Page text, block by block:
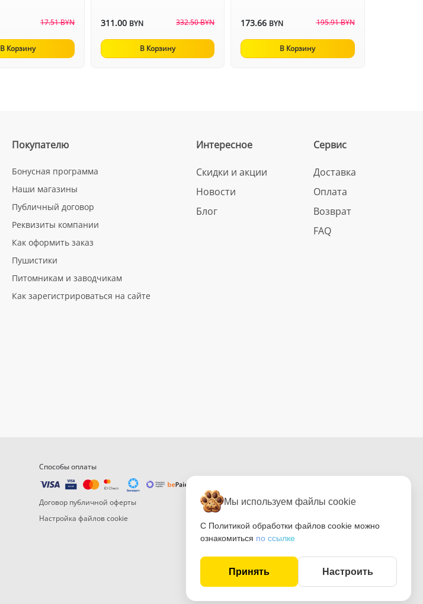
17.51 BYN
В Корзину
311.00 BYN 332.50 BYN
В Корзину
173.66 BYN 195.91 BYN
В Корзину
Покупателю
Бонусная программа
Наши магазины
Публичный договор
Реквизиты компании
Как оформить заказ
Пушистики
Питомникам и заводчикам
Как зарегистрироваться на сайте
Интересное
Скидки и акции
Новости
Блог
Сервис
Доставка
Оплата
Возврат
FAQ
Способы оплаты
Договор публичной оферты
Настройка файлов cookie
Мы используем файлы cookie
С Политикой обработки файлов cookie можно
ознакомиться по ссылке
Принять Настроить